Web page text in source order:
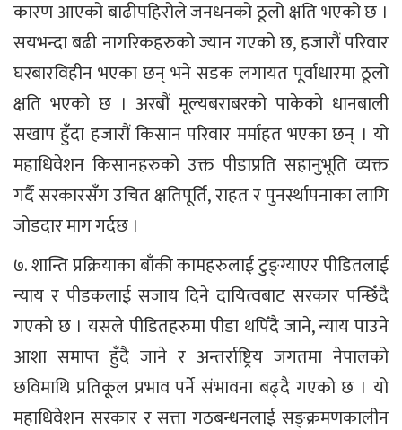
कारण आएको बाढीपहिरोले जनधनको ठूलो क्षति भएको छ ।
सयभन्दा बढी नागरिकहरुको ज्यान गएको छ, हजारौं परिवार
घरबारविहीन भएका छन् भने सडक लगायत पूर्वाधारमा ठूलो
क्षति भएको छ । अरबौं मूल्यबराबरको पाकेको धानबाली
सखाप हुँदा हजारौं किसान परिवार मर्माहत भएका छन् । यो
महाधिवेशन किसानहरुको उक्त पीडाप्रति सहानुभूति व्यक्त
गर्दै सरकारसँग उचित क्षतिपूर्ति, राहत र पुनर्स्थापनाका लागि
जोडदार माग गर्दछ ।
७. शान्ति प्रक्रियाका बाँकी कामहरुलाई टुङ्ग्याएर पीडितलाई
न्याय र पीडकलाई सजाय दिने दायित्वबाट सरकार पन्छिँदै
गएको छ । यसले पीडितहरुमा पीडा थपिँदै जाने, न्याय पाउने
आशा समाप्त हुँदै जाने र अन्तर्राष्ट्रिय जगतमा नेपालको
छविमाथि प्रतिकूल प्रभाव पर्ने संभावना बढ्दै गएको छ । यो
महाधिवेशन सरकार र सत्ता गठबन्धनलाई सङ्क्रमणकालीन